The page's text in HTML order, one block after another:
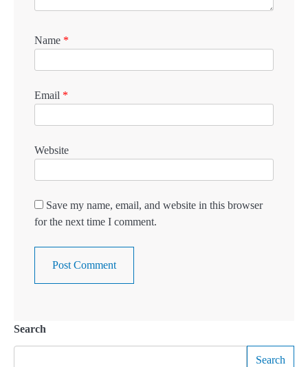
Name *
Email *
Website
Save my name, email, and website in this browser
for the next time I comment.
Search
Search